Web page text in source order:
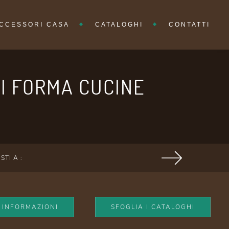
CASA CATALOGHI CONTATTI
FORMA CUCINE
A :
SFOGLIA I CATALOGHI